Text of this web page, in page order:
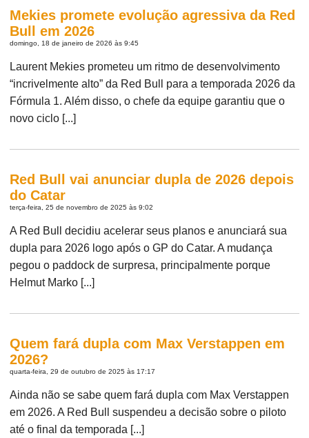
Mekies promete evolução agressiva da Red
Bull em 2026
domingo, 18 de janeiro de 2026 às 9:45
Laurent Mekies prometeu um ritmo de desenvolvimento
“incrivelmente alto” da Red Bull para a temporada 2026 da
Fórmula 1. Além disso, o chefe da equipe garantiu que o
novo ciclo [...]
Red Bull vai anunciar dupla de 2026 depois
do Catar
terça-feira, 25 de novembro de 2025 às 9:02
A Red Bull decidiu acelerar seus planos e anunciará sua
dupla para 2026 logo após o GP do Catar. A mudança
pegou o paddock de surpresa, principalmente porque
Helmut Marko [...]
Quem fará dupla com Max Verstappen em
2026?
quarta-feira, 29 de outubro de 2025 às 17:17
Ainda não se sabe quem fará dupla com Max Verstappen
em 2026. A Red Bull suspendeu a decisão sobre o piloto
até o final da temporada [...]